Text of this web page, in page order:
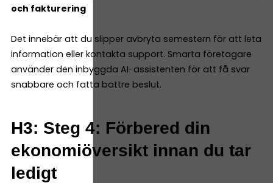
och fakturering
Det innebär att du slipper avbryta semestern för att leta
information eller kontakta support. Smarta företagare
använder den inbyggda AI-assistenten för att få svar
snabbare och fatta bättre beslut.
H3: Steg 4: Förbered din
ekonomiöversikt innan du tar
ledigt